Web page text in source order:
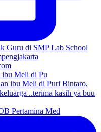
ibu Meli di Pu
Pertamina Med